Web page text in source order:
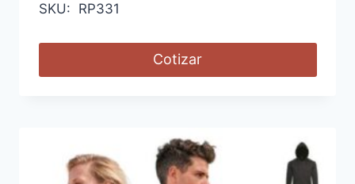
SKU: RP331
Cotizar